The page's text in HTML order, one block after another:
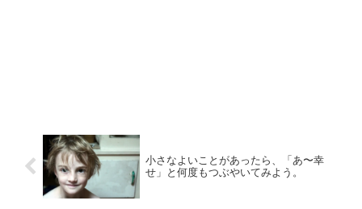
小さなよいことがあったら、「あ〜幸
せ」と何度もつぶやいてみよう。